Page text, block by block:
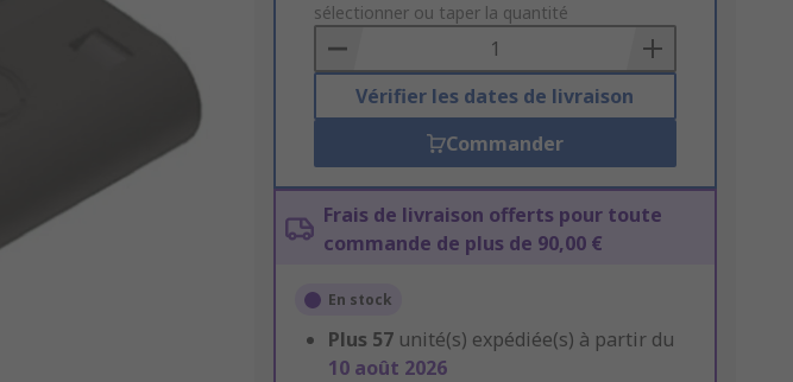
to
Basket
sélectionner ou taper la quantité
Vérifier les dates de livraison
Commander
Frais de livraison offerts pour toute
commande de plus de 90,00 €
En stock
Plus 57 unité(s) expédiée(s) à partir du
10 août 2026